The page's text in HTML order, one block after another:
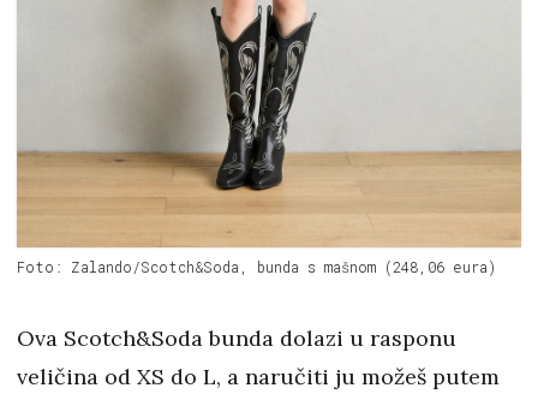
Foto: Zalando/Scotch&Soda, bunda s mašnom (248,06 eura)
Ova Scotch&Soda bunda dolazi u rasponu
veličina od XS do L, a naručiti ju možeš putem